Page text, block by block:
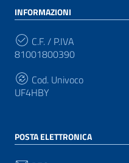
INFORMAZIONI
C.F. / P.IVA
81001800390
Cod. Univoco
UF4HBY
POSTA ELETTRONICA